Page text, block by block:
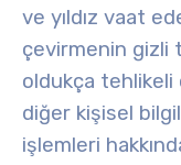
ve yıldız vaat
çevirmenin gizli
oldukça tehlikeli
diğer kişisel
işlemleri